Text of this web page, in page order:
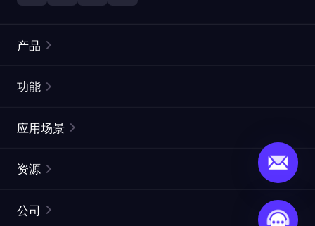
产品
静态住宅代理
网页抓取 API
功能
ISP代理
ProxySite
应用场景
市场研究
资源
公司